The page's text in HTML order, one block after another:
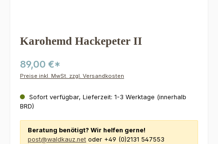
Karohemd Hackepeter II
89,00 €*
Preise inkl. MwSt. zzgl. Versandkosten
Sofort verfügbar, Lieferzeit: 1-3 Werktage (innerhalb
BRD)
Beratung benötigt? Wir helfen gerne!
post@waldkauz.net oder +49 (0)2131 547553